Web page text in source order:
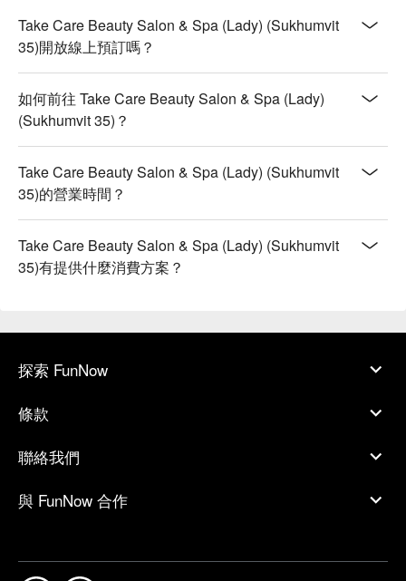
Take Care Beauty Salon & Spa (Lady) (Sukhumvit
35)開放線上預訂嗎？
如何前往 Take Care Beauty Salon & Spa (Lady)
(Sukhumvit 35)？
Take Care Beauty Salon & Spa (Lady) (Sukhumvit
35)的營業時間？
Take Care Beauty Salon & Spa (Lady) (Sukhumvit
35)有提供什麼消費方案？
探索 FunNow
條款
聯絡我們
與 FunNow 合作